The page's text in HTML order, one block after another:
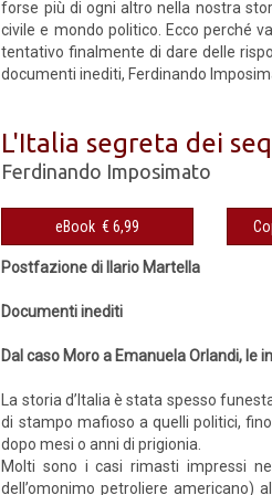
forse più di ogni altro nella nostra
civile e mondo politico. Ecco perché
tentativo finalmente di dare delle
documenti inediti, Ferdinando
L'Italia segreta dei
Ferdinando Imposimato
eBook € 6,99
Postfazione di Ilario Martella
Documenti inediti
Dal caso Moro a Emanuela Orlandi, le
La storia d’Italia è stata spesso
di stampo mafioso a quelli politici,
dopo mesi o anni di prigionia.
Molti sono i casi rimasti impressi
dell’omonimo petroliere americano)